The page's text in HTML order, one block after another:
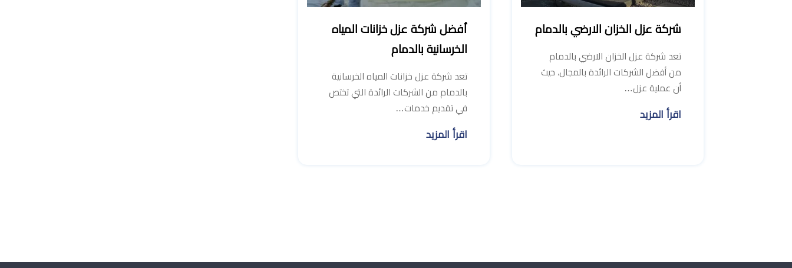
شركة عزل الخزان الارضي بالدمام
تعد شركة عزل الخزان الارضي بالدمام
من أفضل الشركات الرائدة بالمجال، حيث
أن عملية عزل…
اقرأ المزيد
أفضل شركة عزل خزانات المياه
الخرسانية بالدمام
تعد شركة عزل خزانات المياه الخرسانية
بالدمام من الشركات الرائدة التي تختص
في تقديم خدمات…
اقرأ المزيد